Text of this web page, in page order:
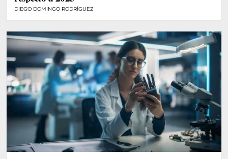
DIEGO DOMINGO RODRÍGUEZ